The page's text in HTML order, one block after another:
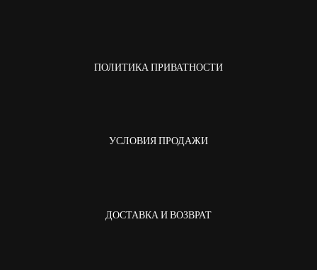
ПОЛИТИКА ПРИВАТНОСТИ
УСЛОВИЯ ПРОДАЖИ
ДОСТАВКА И ВОЗВРАТ